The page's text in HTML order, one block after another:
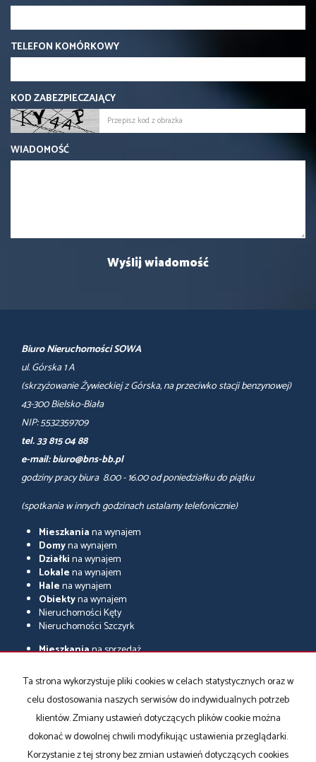
TELEFON KOMÓRKOWY
KOD ZABEZPIECZAJĄCY
WIADOMOŚĆ
Biuro Nieruchomości SOWA
ul. Górska 1 A
(skrzyżowanie Żywieckiej z Górska, na przeciwko stacji benzynowej)
43-300 Bielsko-Biała
NIP: 5532359709
tel. 33 815 04 88
e-mail: biuro@bns-bb.pl
godziny pracy biura 8.00 - 16.00 od poniedziałku do piątku
(spotkania w innych godzinach ustalamy telefonicznie)
Mieszkaniana wynajem
Domyna wynajem
Działkina wynajem
Lokalena wynajem
Halena wynajem
Obiektyna wynajem
Nieruchomości Kęty
Nieruchomości Szczyrk
Mieszkaniana sprzedaż
Działkina sprzedaż
na sprzedaż
Halena sprzedaż
Obiektyna sprzedaż
Nieruchomości Bielsko-Biała
Nieruchomości Czechowice-Dziedzice
Ta strona wykorzystuje pliki cookies w celach statystycznych oraz w
celu dostosowania naszych serwisów do indywidualnych potrzeb
klientów. Zmiany ustawień dotyczących plików cookie można
dokonać w dowolnej chwili modyfikując ustawienia przeglądarki.
Korzystanie z tej strony bez zmian ustawień dotyczących cookies